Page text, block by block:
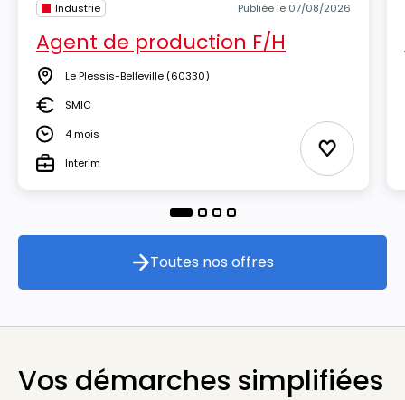
Industrie Publiée le 07/08/2026
Agent de production F/H
Lieu Le Plessis-Belleville (60330)
Salaire
SMIC
Durée4 mois
TypeInterim Ajouter
Toutes nos offres
Toutes nos offres
Vos démarches simplifiées